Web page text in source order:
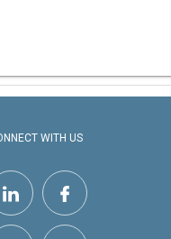
WITH US